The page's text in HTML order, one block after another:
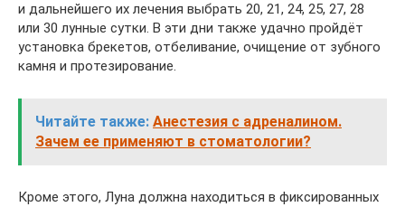
и дальнейшего их лечения выбрать 20, 21, 24, 25, 27, 28
или 30 лунные сутки. В эти дни также удачно пройдёт
установка брекетов, отбеливание, очищение от зубного
камня и протезирование.
Читайте также: Анестезия с адреналином.
Зачем ее применяют в стоматологии?
Кроме этого, Луна должна находиться в фиксированных